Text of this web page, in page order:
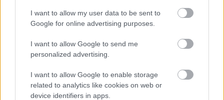
I want to allow my user data to be sent to
Google for online advertising purposes.
I want to allow Google to send me
personalized advertising.
I want to allow Google to enable storage
related to analytics like cookies on web or
device identifiers in apps.